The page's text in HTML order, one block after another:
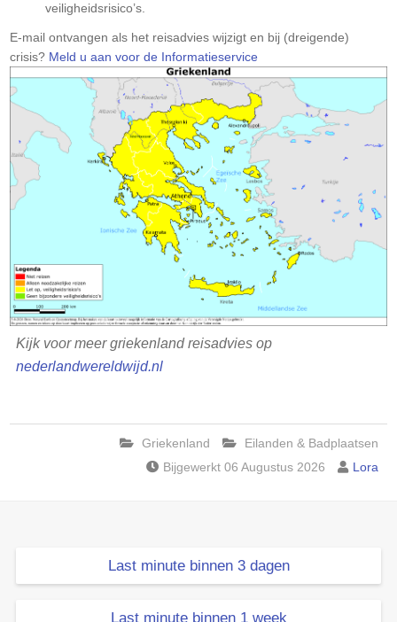
veiligheidsrisico’s.
Let
op:
E-mail ontvangen als het reisadvies wijzigt en bij (dreigende)
crisis? Meld u aan voor de Informatieservice
Kijk voor meer griekenland reisadvies op
nederlandwereldwijd.nl
Griekenland
Eilanden & Badplaatsen
Bijgewerkt 06 Augustus 2026
Lora
Last minute binnen 3 dagen
Last minute binnen 1 week